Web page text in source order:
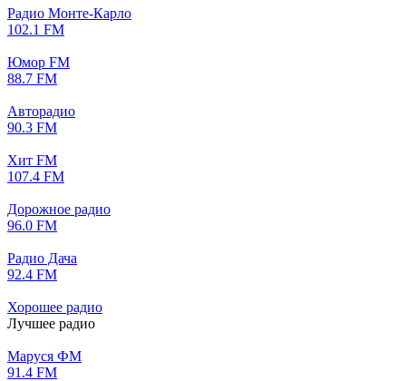
Радио Монте-Карло
102.1 FM
Юмор FM
88.7 FM
Авторадио
90.3 FM
Хит FM
107.4 FM
Дорожное радио
96.0 FM
Радио Дача
92.4 FM
Хорошее радио
Лучшее радио
Маруся ФМ
91.4 FM